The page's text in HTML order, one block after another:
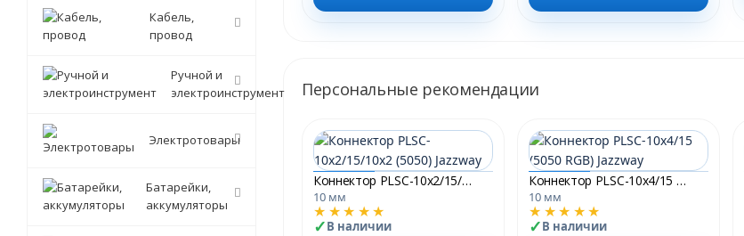
Персональные рекомендации
Коннектор PLSC-10x2/15/10x2 (5050) Jazzway
10 мм
★★★★★
В наличии
Коннектор PLSC-10x4/15 (5050 RGB) Jazzway
10 мм
★★★★★
В наличии
Кабель,
провод
Ручной и
электроинструмент
Электротовары
Батарейки,
аккумуляторы